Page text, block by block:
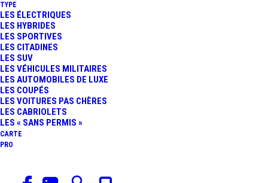
TYPE
LES ÉLECTRIQUES
LES HYBRIDES
LES SPORTIVES
LES CITADINES
LES SUV
LES VÉHICULES MILITAIRES
LES AUTOMOBILES DE LUXE
LES COUPÉS
LES VOITURES PAS CHÈRES
LES CABRIOLETS
LES « SANS PERMIS »
CARTE
PRO
Audi
vient de révéler les artistes qui électriseront les